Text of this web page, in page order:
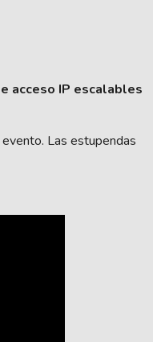
acceso IP escalables
Las estupendas